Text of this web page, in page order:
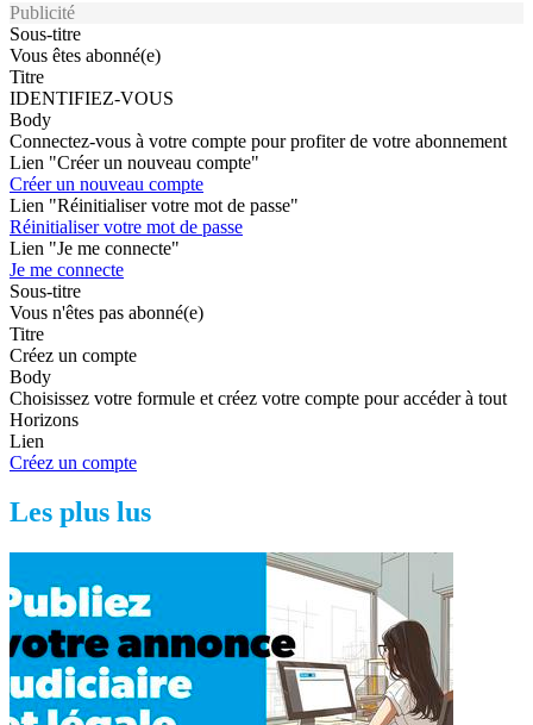
Publicité
Sous-titre
Vous êtes abonné(e)
Titre
IDENTIFIEZ-VOUS
Body
Connectez-vous à votre compte pour profiter de votre abonnement
Lien "Créer un nouveau compte"
Créer un nouveau compte
Lien "Réinitialiser votre mot de passe"
Réinitialiser votre mot de passe
Lien "Je me connecte"
Je me connecte
Sous-titre
Vous n'êtes pas abonné(e)
Titre
Créez un compte
Body
Choisissez votre formule et créez votre compte pour accéder à tout
Horizons
Lien
Créez un compte
Les plus lus